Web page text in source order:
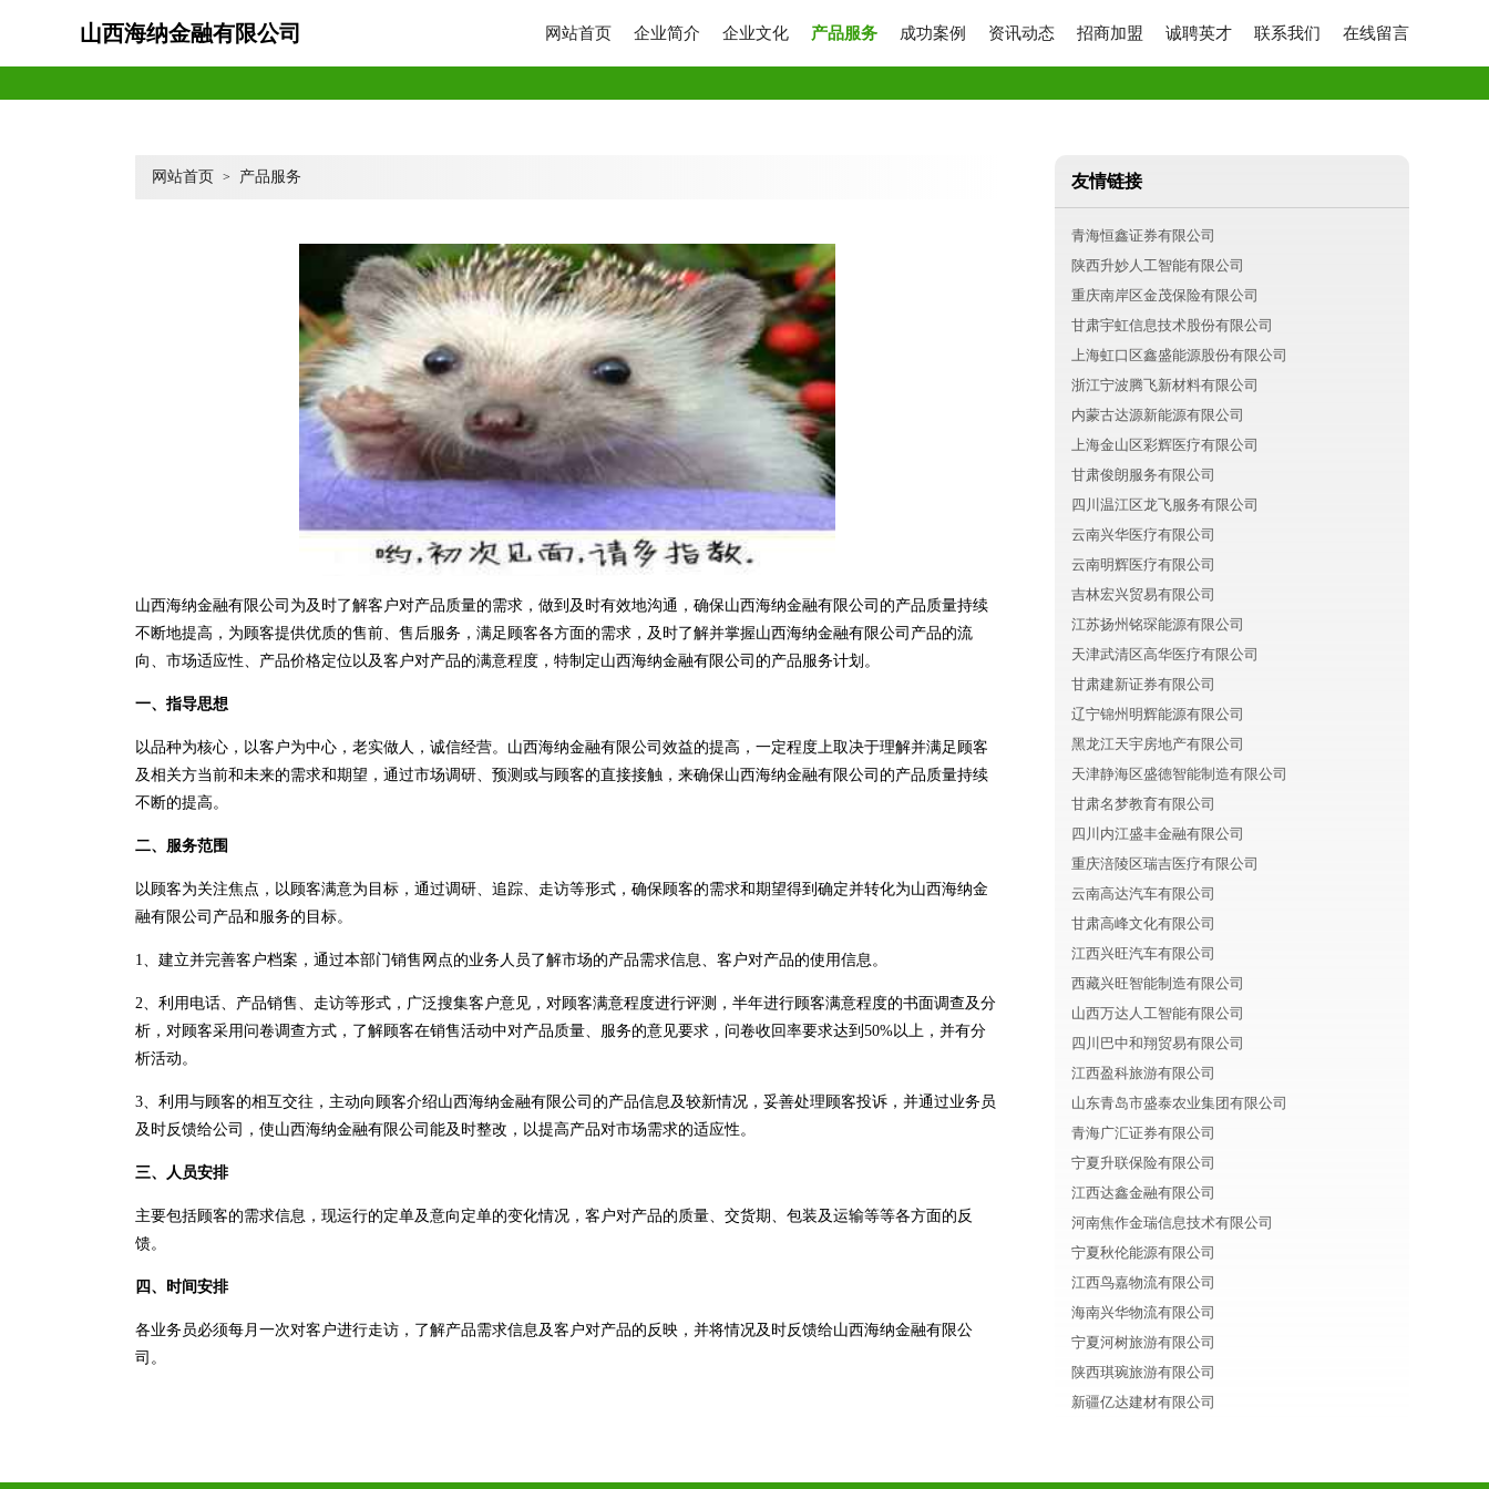
山西海纳金融有限公司 网站首页 企业简介 企业文化 产品服务 成功案例 资讯动态 招商加盟 诚聘英才 联系我们 在线留言
网站首页 > 产品服务
山西海纳金融有限公司为及时了解客户对产品质量的需求，做到及时有效地沟通，确保山西海纳金融有限公司的产品质量持续
不断地提高，为顾客提供优质的售前、售后服务，满足顾客各方面的需求，及时了解并掌握山西海纳金融有限公司产品的流
向、市场适应性、产品价格定位以及客户对产品的满意程度，特制定山西海纳金融有限公司的产品服务计划。
一、指导思想
以品种为核心，以客户为中心，老实做人，诚信经营。山西海纳金融有限公司效益的提高，一定程度上取决于理解并满足顾客
及相关方当前和未来的需求和期望，通过市场调研、预测或与顾客的直接接触，来确保山西海纳金融有限公司的产品质量持续
不断的提高。
二、服务范围
以顾客为关注焦点，以顾客满意为目标，通过调研、追踪、走访等形式，确保顾客的需求和期望得到确定并转化为山西海纳金
融有限公司产品和服务的目标。
1、建立并完善客户档案，通过本部门销售网点的业务人员了解市场的产品需求信息、客户对产品的使用信息。
2、利用电话、产品销售、走访等形式，广泛搜集客户意见，对顾客满意程度进行评测，半年进行顾客满意程度的书面调查及分
析，对顾客采用问卷调查方式，了解顾客在销售活动中对产品质量、服务的意见要求，问卷收回率要求达到50%以上，并有分
析活动。
3、利用与顾客的相互交往，主动向顾客介绍山西海纳金融有限公司的产品信息及较新情况，妥善处理顾客投诉，并通过业务员
及时反馈给公司，使山西海纳金融有限公司能及时整改，以提高产品对市场需求的适应性。
三、人员安排
主要包括顾客的需求信息，现运行的定单及意向定单的变化情况，客户对产品的质量、交货期、包装及运输等等各方面的反
馈。
四、时间安排
各业务员必须每月一次对客户进行走访，了解产品需求信息及客户对产品的反映，并将情况及时反馈给山西海纳金融有限公
司。
友情链接
青海恒鑫证券有限公司
陕西升妙人工智能有限公司
重庆南岸区金茂保险有限公司
甘肃宇虹信息技术股份有限公司
上海虹口区鑫盛能源股份有限公司
浙江宁波腾飞新材料有限公司
内蒙古达源新能源有限公司
上海金山区彩辉医疗有限公司
甘肃俊朗服务有限公司
四川温江区龙飞服务有限公司
云南兴华医疗有限公司
云南明辉医疗有限公司
吉林宏兴贸易有限公司
江苏扬州铭琛能源有限公司
天津武清区高华医疗有限公司
甘肃建新证券有限公司
辽宁锦州明辉能源有限公司
黑龙江天宇房地产有限公司
天津静海区盛德智能制造有限公司
甘肃名梦教育有限公司
四川内江盛丰金融有限公司
重庆涪陵区瑞吉医疗有限公司
云南高达汽车有限公司
甘肃高峰文化有限公司
江西兴旺汽车有限公司
西藏兴旺智能制造有限公司
山西万达人工智能有限公司
四川巴中和翔贸易有限公司
江西盈科旅游有限公司
山东青岛市盛泰农业集团有限公司
青海广汇证券有限公司
宁夏升联保险有限公司
江西达鑫金融有限公司
河南焦作金瑞信息技术有限公司
宁夏秋伦能源有限公司
江西鸟嘉物流有限公司
海南兴华物流有限公司
宁夏河树旅游有限公司
陕西琪琬旅游有限公司
新疆亿达建材有限公司